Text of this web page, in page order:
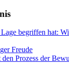
begriffen hat:
Freude
Prozess der